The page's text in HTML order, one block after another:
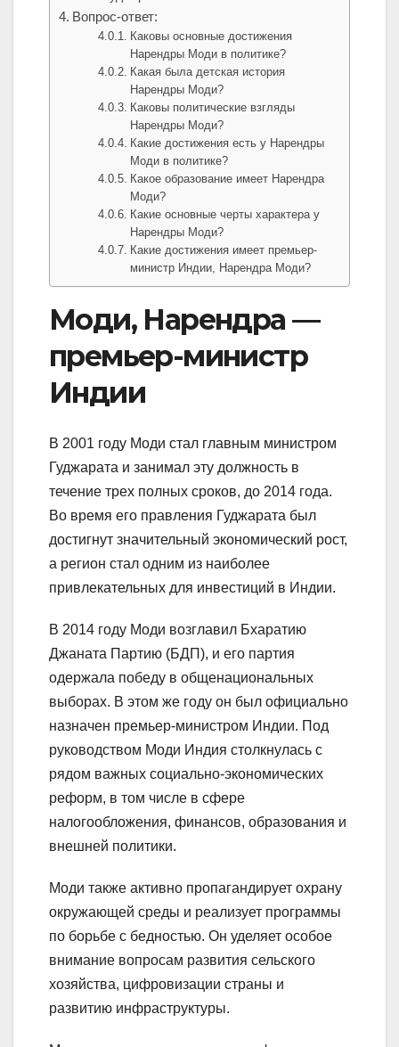
Вопрос-ответ:
Каковы основные достижения
Нарендры Моди в политике?
Какая была детская история
Нарендры Моди?
Каковы политические взгляды
Нарендры Моди?
Какие достижения есть у Нарендры
Моди в политике?
Какое образование имеет Нарендра
Моди?
Какие основные черты характера у
Нарендры Моди?
Какие достижения имеет премьер-
министр Индии, Нарендра Моди?
Моди, Нарендра —
премьер-министр
Индии
В 2001 году Моди стал главным министром
Гуджарата и занимал эту должность в
течение трех полных сроков, до 2014 года.
Во время его правления Гуджарата был
достигнут значительный экономический рост,
а регион стал одним из наиболее
привлекательных для инвестиций в Индии.
В 2014 году Моди возглавил Бхаратию
Джаната Партию (БДП), и его партия
одержала победу в общенациональных
выборах. В этом же году он был официально
назначен премьер-министром Индии. Под
руководством Моди Индия столкнулась с
рядом важных социально-экономических
реформ, в том числе в сфере
налогообложения, финансов, образования и
внешней политики.
Моди также активно пропагандирует охрану
окружающей среды и реализует программы
по борьбе с бедностью. Он уделяет особое
внимание вопросам развития сельского
хозяйства, цифровизации страны и
развитию инфраструктуры.